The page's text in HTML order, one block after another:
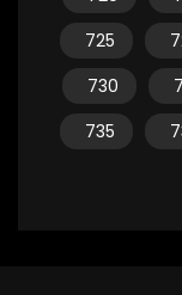
725
730
735